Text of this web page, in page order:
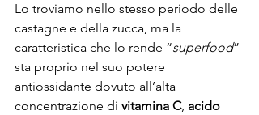
Lo troviamo nello stesso periodo delle
castagne e della zucca, ma la
caratteristica che lo rende “superfood”
sta proprio nel suo potere
antiossidante dovuto all’alta
concentrazione di vitamina C, acido